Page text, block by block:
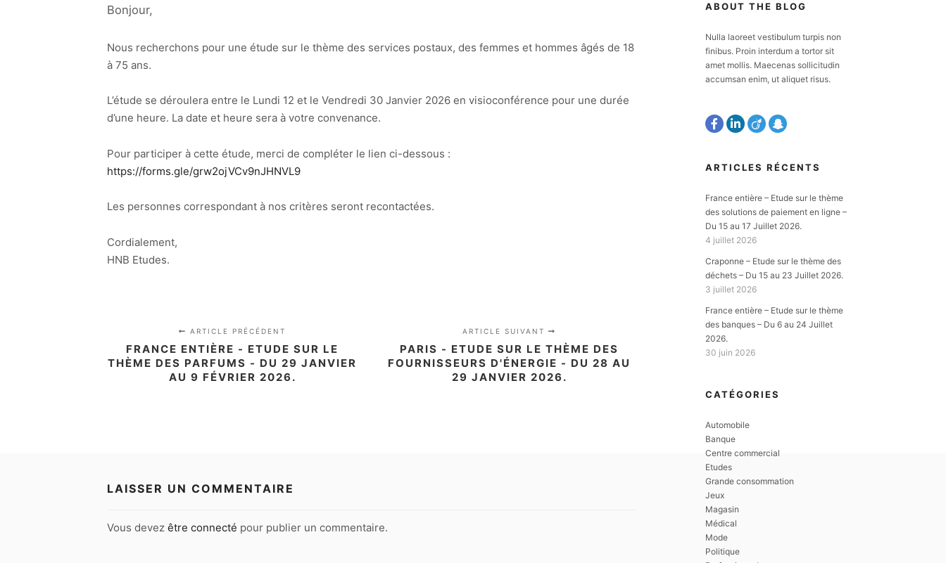
Bonjour,
Nous recherchons pour une étude sur le thème des services postaux, des femmes et hommes âgés de 18
à 75 ans.
L’étude se déroulera entre le Lundi 12 et le Vendredi 30 Janvier 2026 en visioconférence pour une durée
d’une heure. La date et heure sera à votre convenance.
Pour participer à cette étude, merci de compléter le lien ci-dessous :
https://forms.gle/grw2ojVCv9nJHNVL9
Les personnes correspondant à nos critères seront recontactées.
Cordialement,
HNB Etudes.
ARTICLE PRÉCÉDENT
FRANCE ENTIÈRE - ETUDE SUR LE
THÈME DES PARFUMS - DU 29 JANVIER
AU 9 FÉVRIER 2026.
ARTICLE SUIVANT
PARIS - ETUDE SUR LE THÈME DES
FOURNISSEURS D'ÉNERGIE - DU 28 AU
29 JANVIER 2026.
LAISSER UN COMMENTAIRE
Vous devez être connecté pour publier un commentaire.
ABOUT THE BLOG
Nulla laoreet vestibulum turpis non
finibus. Proin interdum a tortor sit
amet mollis. Maecenas sollicitudin
accumsan enim, ut aliquet risus.
ARTICLES RÉCENTS
France entière – Etude sur le thème
des solutions de paiement en ligne –
Du 15 au 17 Juillet 2026.
4 juillet 2026
Craponne – Etude sur le thème des
déchets – Du 15 au 23 Juillet 2026.
3 juillet 2026
France entière – Etude sur le thème
des banques – Du 6 au 24 Juillet
2026.
30 juin 2026
CATÉGORIES
Automobile
Banque
Centre commercial
Etudes
Grande consommation
Jeux
Magasin
Médical
Mode
Politique